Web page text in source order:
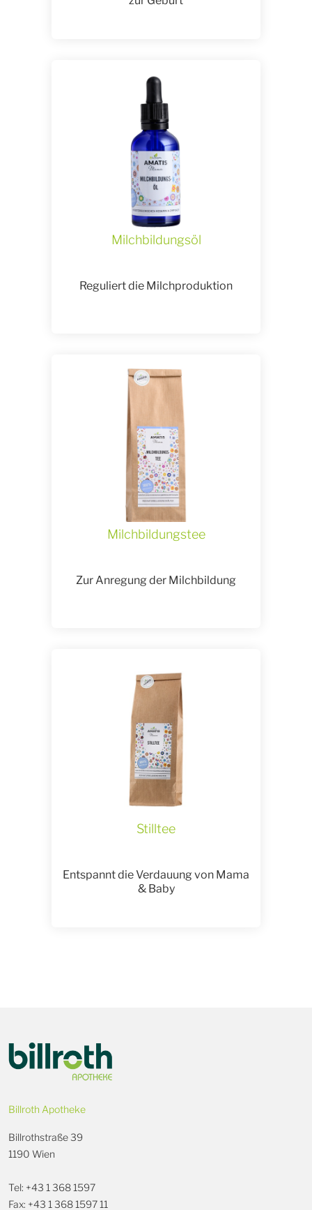
Milchbildungsöl
Reguliert die Milchproduktion
Milchbildungstee
Zur Anregung der Milchbildung
Stilltee
Entspannt die Verdauung von Mama
& Baby
Billroth Apotheke
Billrothstraße 39
1190 Wien
Tel: +43 1 368 1597
Fax: +43 1 368 1597 11